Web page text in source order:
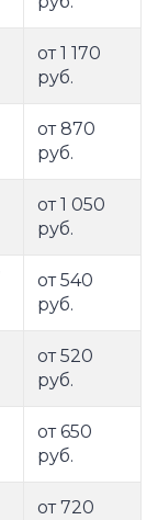
от 1 170
руб.
от 870
руб.
от 1 050
руб.
от 540
руб.
от 520
руб.
от 650
руб.
от 720